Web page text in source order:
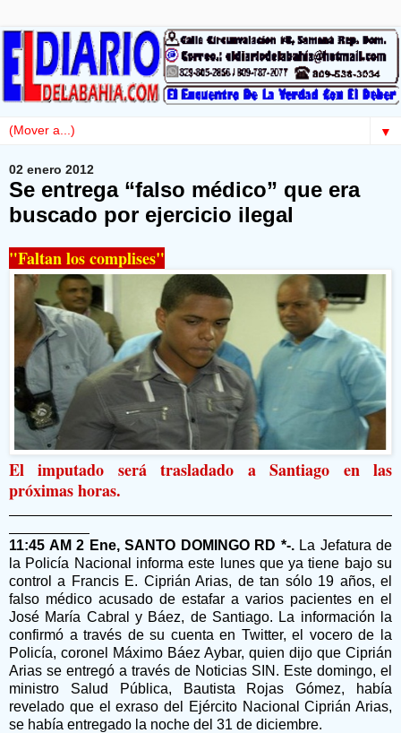
▼
02 enero 2012
Se entrega “falso médico” que era
buscado por ejercicio ilegal
"Faltan los complises"
El imputado será trasladado a Santiago en las
próximas horas.
11:45 AM 2 Ene, SANTO DOMINGO RD *-.La Jefatura de
la Policía Nacional informa este lunes que ya tiene bajo su
control a Francis E. Ciprián Arias, de tan sólo 19 años, el
falso médico acusado de estafar a varios pacientes en el
José María Cabral y Báez, de Santiago. La información la
confirmó a través de su cuenta en Twitter, el vocero de la
Policía, coronel Máximo Báez Aybar, quien dijo que Ciprián
Arias se entregó a través de Noticias SIN. Este domingo, el
ministro Salud Pública, Bautista Rojas Gómez, había
revelado que el exraso del Ejército Nacional Ciprián Arias,
se había entregado la noche del 31 de diciembre.